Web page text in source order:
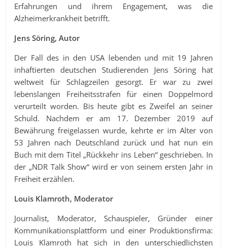
Erfahrungen und ihrem Engagement, was die
Alzheimerkrankheit betrifft.
Jens Söring, Autor
Der Fall des in den USA lebenden und mit 19 Jahren
inhaftierten deutschen Studierenden Jens Söring hat
weltweit für Schlagzeilen gesorgt. Er war zu zwei
lebenslangen Freiheitsstrafen für einen Doppelmord
verurteilt worden. Bis heute gibt es Zweifel an seiner
Schuld. Nachdem er am 17. Dezember 2019 auf
Bewährung freigelassen wurde, kehrte er im Alter von
53 Jahren nach Deutschland zurück und hat nun ein
Buch mit dem Titel „Rückkehr ins Leben“ geschrieben. In
der „NDR Talk Show“ wird er von seinem ersten Jahr in
Freiheit erzählen.
Louis Klamroth, Moderator
Journalist, Moderator, Schauspieler, Gründer einer
Kommunikationsplattform und einer Produktionsfirma:
Louis Klamroth hat sich in den unterschiedlichsten